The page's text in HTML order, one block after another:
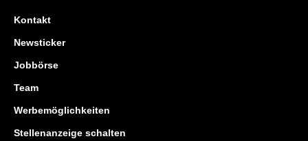
Kontakt
Newsticker
Jobbörse
Team
Werbemöglichkeiten
Stellenanzeige schalten